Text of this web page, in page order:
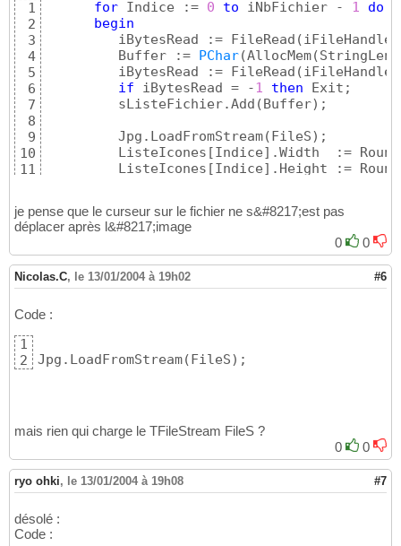
1
2
3
4
5
6
7
8
9
10
11
for Indice := 0 to iNbFichier - 1
do
begin
         iBytesRead := FileRead
(
         Buffer :=
PChar(AllocMem(
         iBytesRead := FileRead
(
if iBytesRead = -1 then Exit;
         sListeFichier.Add
( Buffer) ;
         Jpg.LoadFromStream
( FileS) ;
         ListeIcones
[Indice] .Width  := Round
         ListeIcones
[Indice] .Height := Round
je pense que le curseur sur le fichier ne s&#8217;est pas
déplacer après l&#8217;image
0
0
Nicolas.C, le 13/01/2004 à 19h02 #6
Code :
1
2
Jpg.LoadFromStream( FileS) ;
mais rien qui charge le TFileStream FileS ?
0
0
ryo ohki, le 13/01/2004 à 19h08 #7
désolé :
Code :